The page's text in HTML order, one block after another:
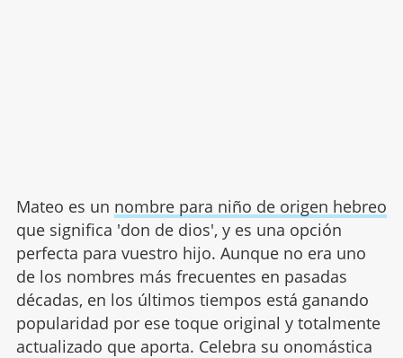
Mateo es un nombre para niño de origen hebreo
que significa 'don de dios', y es una opción
perfecta para vuestro hijo. Aunque no era uno
de los nombres más frecuentes en pasadas
décadas, en los últimos tiempos está ganando
popularidad por ese toque original y totalmente
actualizado que aporta. Celebra su onomástica